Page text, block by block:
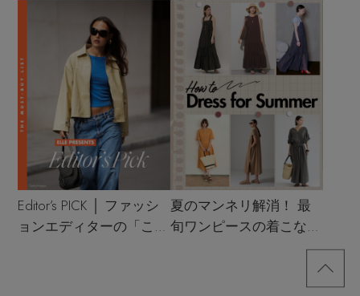
Editor’s PICK │ ファッシ
ョンエディターの「これ
夏のマンネリ解消！ 最
旬ワンピースの着こなし